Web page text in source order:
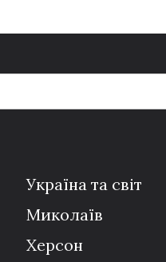
Україна та світ
Миколаїв
Херсон